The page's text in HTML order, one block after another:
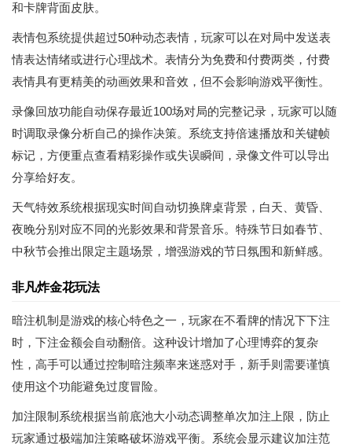
和卡牌背面皮肤。
表情包系统提供超过50种动态表情，玩家可以在对局中发送表
情表达情绪或进行心理战术。表情分为免费和付费两类，付费
表情具有更精美的动画效果和音效，但不会影响游戏平衡性。
录像回放功能自动保存最近100场对局的完整记录，玩家可以随
时调取录像分析自己的操作决策。系统支持倍速播放和关键帧
标记，方便重点查看精彩操作或失误瞬间，录像文件可以导出
分享给好友。
天气特效系统根据现实时间自动切换牌桌背景，白天、黄昏、
夜晚分别对应不同的光影效果和背景音乐。特殊节日如春节、
中秋节会推出限定主题场景，增强游戏的节日氛围和新鲜感。
非凡炸金花玩法
暗注机制是游戏的核心特色之一，玩家在不看牌的情况下下注
时，下注金额会自动翻倍。这种设计增加了心理博弈的复杂
性，高手可以通过控制暗注频率来迷惑对手，新手则需要谨慎
使用这个功能避免过度冒险。
加注限制系统根据当前底池大小动态调整单次加注上限，防止
玩家通过极端加注策略破坏游戏平衡。系统会显示建议加注范